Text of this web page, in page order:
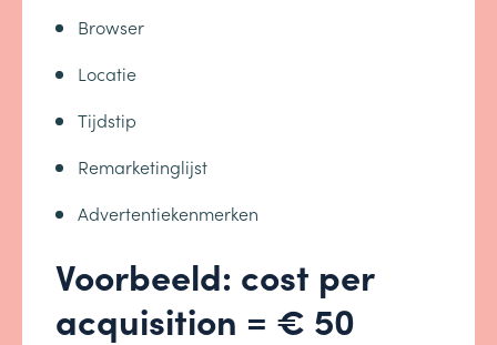
Browser
Locatie
Tijdstip
Remarketinglijst
Advertentiekenmerken
Voorbeeld: cost per
acquisition = € 50